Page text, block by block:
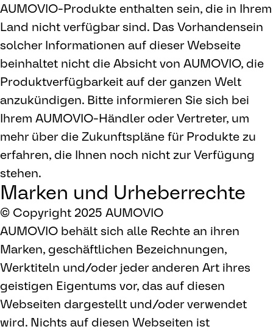
AUMOVIO-Produkte enthalten sein, die in Ihrem
Land nicht verfügbar sind. Das Vorhandensein
solcher Informationen auf dieser Webseite
beinhaltet nicht die Absicht von AUMOVIO, die
Produktverfügbarkeit auf der ganzen Welt
anzukündigen. Bitte informieren Sie sich bei
Ihrem AUMOVIO-Händler oder Vertreter, um
mehr über die Zukunftspläne für Produkte zu
erfahren, die Ihnen noch nicht zur Verfügung
stehen.
Marken und Urheberrechte
© Copyright 2025 AUMOVIO
AUMOVIO behält sich alle Rechte an ihren
Marken, geschäftlichen Bezeichnungen,
Werktiteln und/oder jeder anderen Art ihres
geistigen Eigentums vor, das auf diesen
Webseiten dargestellt und/oder verwendet
wird. Nichts auf diesen Webseiten ist